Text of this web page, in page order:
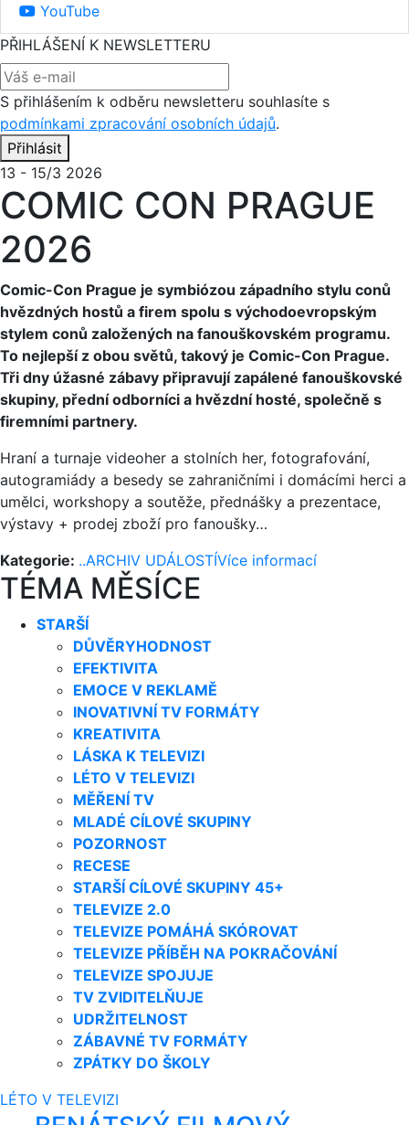
YouTube
PŘIHLÁŠENÍ K NEWSLETTERU
S přihlášením k odběru newsletteru souhlasíte s
podmínkami zpracování osobních údajů.
Přihlásit
13 - 15/3 2026
COMIC CON PRAGUE
2026
Comic-Con Prague je symbiózou západního stylu conů
hvězdných hostů a firem spolu s východoevropským
stylem conů založených na fanouškovském programu.
To nejlepší z obou světů, takový je Comic-Con Prague.
Tři dny úžasné zábavy připravují zapálené fanouškovské
skupiny, přední odborníci a hvězdní hosté, společně s
firemními partnery.
Hraní a turnaje videoher a stolních her, fotografování,
autogramiády a besedy se zahraničními i domácími herci a
umělci, workshopy a soutěže, přednášky a prezentace,
výstavy + prodej zboží pro fanoušky…
Kategorie: ..ARCHIV UDÁLOSTÍVíce informací
TÉMA MĚSÍCE
STARŠÍ
DŮVĚRYHODNOST
EFEKTIVITA
EMOCE V REKLAMĚ
INOVATIVNÍ TV FORMÁTY
KREATIVITA
LÁSKA K TELEVIZI
LÉTO V TELEVIZI
MĚŘENÍ TV
MLADÉ CÍLOVÉ SKUPINY
POZORNOST
RECESE
STARŠÍ CÍLOVÉ SKUPINY 45+
TELEVIZE 2.0
TELEVIZE POMÁHÁ SKÓROVAT
TELEVIZE PŘÍBĚH NA POKRAČOVÁNÍ
TELEVIZE SPOJUJE
TV ZVIDITELŇUJE
UDRŽITELNOST
ZÁBAVNÉ TV FORMÁTY
ZPÁTKY DO ŠKOLY
LÉTO V TELEVIZI